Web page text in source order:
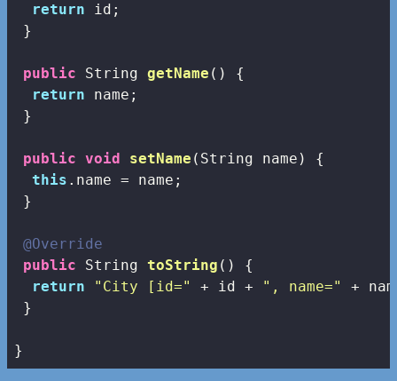
return id;
}
public String getName ()
{
return name;
}
public void setName (String name)
{
this .name = name;
}
@Override
public String toString ()
{
return
"City [id=" + id + ", name="
+
}
}